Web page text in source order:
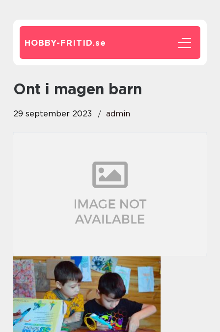
HOBBY-FRITID.se
ont i magen barn
29 september 2023 admin